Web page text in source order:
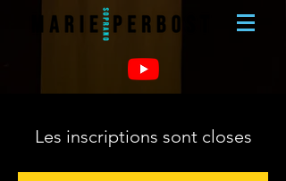
Les inscriptions sont closes